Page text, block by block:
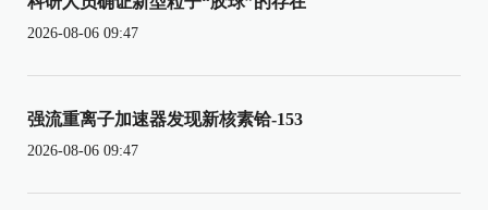
2026-08-06 09:47
强流重离子加速器发现新核素铪-153
2026-08-06 09:47